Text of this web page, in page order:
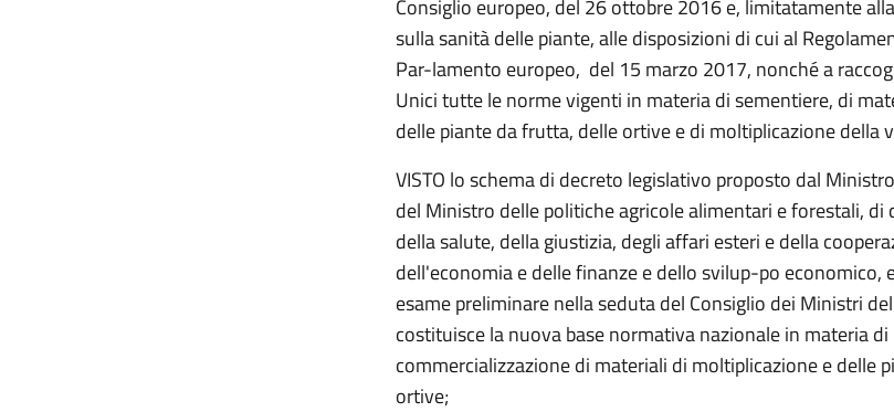
Consiglio europeo, del 26 ottobre 2016 e, limitatamente
sulla sanità delle piante, alle disposizioni di cui al
Par-lamento europeo, del 15 marzo 2017, nonché a
Unici tutte le norme vigenti in materia di sementiere, di
delle piante da frutta, delle ortive e di moltiplicazione della
VISTO lo schema di decreto legislativo proposto dal
del Ministro delle politiche agricole alimentari e forestali,
della salute, della giustizia, degli affari esteri e della
dell'economia e delle finanze e dello svilup-po economico,
esame preliminare nella seduta del Consiglio dei Ministri
costituisce la nuova base normativa nazionale in materia
commercializzazione di materiali di moltiplicazione e delle
ortive;